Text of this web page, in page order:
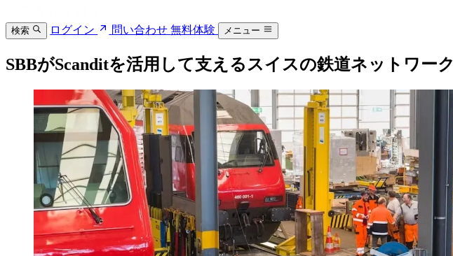
検索 ログイン 問い合わせ無料体験 メニュー
SBBがScanditを活用して支えるスイスの鉄道ネットワーク